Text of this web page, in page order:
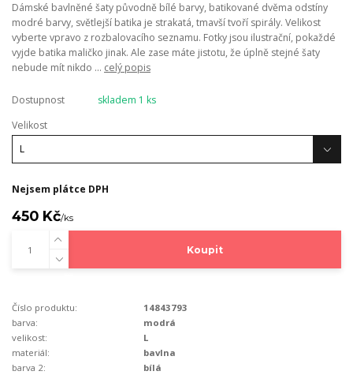
Dámské bavlněné šaty původně bílé barvy, batikované dvěma odstíny
modré barvy, světlejší batika je strakatá, tmavší tvoří spirály. Velikost
vyberte vpravo z rozbalovacího seznamu. Fotky jsou ilustrační, pokaždé
vyjde batika maličko jinak. Ale zase máte jistotu, že úplně stejné šaty
nebude mít nikdo ... celý popis
Dostupnost
skladem 1 ks
Velikost
Nejsem plátce DPH
450 Kč/ks
Koupit
Číslo produktu:
14843793
barva:
modrá
velikost:
L
materiál:
bavlna
barva 2:
bílá